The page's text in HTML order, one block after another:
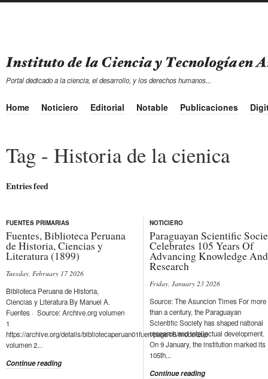
Portal dedicado a la ciencia, el desarrollo, y los derechos humanos...
Home Noticiero Editorial Notable Publicaciones
Tag - Historia de la cienica
Entries feed
FUENTES PRIMARIAS
Fuentes, Biblioteca Peruana
de Historia, Ciencias y
Literatura (1899)
Tuesday, February 17 2026
Biblioteca Peruana de Historia,
Ciencias y Literatura By Manuel A.
Fuentes · Source: Archive.org volumen
1
https://archive.org/details/bibliotecaperuan01fuen/page/n5/mode/2up
volumen 2...
Continue reading
NOTICIERO
Paraguayan Scientific
Celebrates 105 Years Of
Advancing Knowledge And
Research
Friday, January 23 2026
Source: The Asuncion Times For more
than a century, the Paraguayan
Scientific Society has shaped national
research and intellectual development.
On 9 January, the institution marked its
105th...
Continue reading